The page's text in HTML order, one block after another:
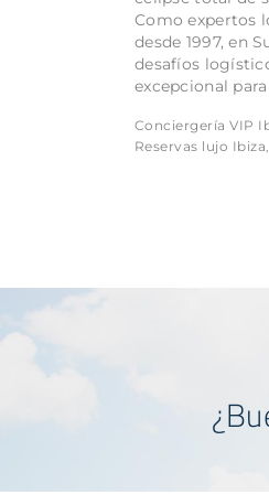
Como expertos
desde 1997, en
desafíos
excepcional
Conciergería VIP
Reservas lujo Ibiza,